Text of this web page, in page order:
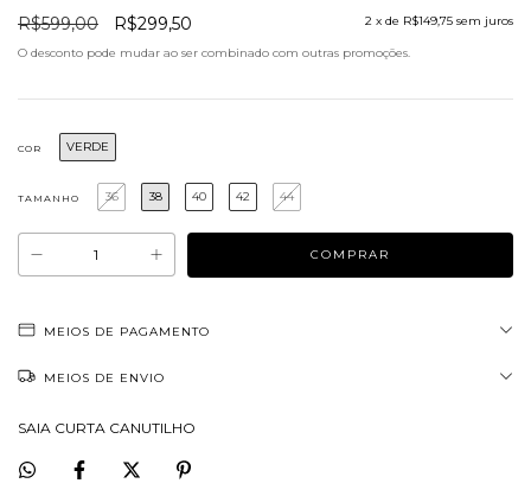
R$599,00 R$299,50 2 x de R$149,75 sem juros
O desconto pode mudar ao ser combinado com outras promoções.
COR VERDE
TAMANHO 36 38 40 42 44
MEIOS DE PAGAMENTO
MEIOS DE ENVIO
SAIA CURTA CANUTILHO